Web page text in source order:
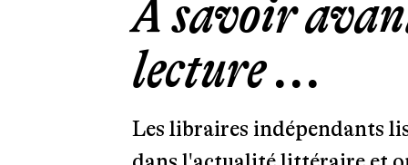
À savoir
lecture ...
Les libraires indépendants